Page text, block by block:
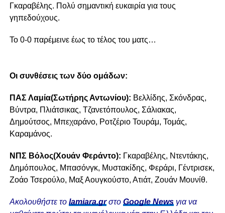
Γκαραβέλης. Πολύ σημαντική ευκαιρία για τους
γηπεδούχους.
Το 0-0 παρέμεινε έως το τέλος του ματς…
Οι συνθέσεις των δύο ομάδων:
ΠΑΣ Λαμία(Σωτήρης Αντωνίου): Βελλίδης, Σκόνδρας,
Βύντρα, Πλιάτσικας, Τζανετόπουλος, Σάλιακας,
Δημούτσος, Μπεχαράνο, Ροτζέριο Τουράμ, Τομάς,
Καραμάνος.
ΝΠΣ Βόλος(Χουάν Φεράντο): Γκαραβέλης, Ντεντάκης,
Δημόπουλος, Μπασόνγκ, Μυστακίδης, Φεράρι, Γέντρισεκ,
Ζοάο Τσερούλο, Μαξ Αουγκούστο, Ατιάτ, Ζουάν Μουνίθ.
Ακολουθήστε το lamiara.grστο Google Newsγια να